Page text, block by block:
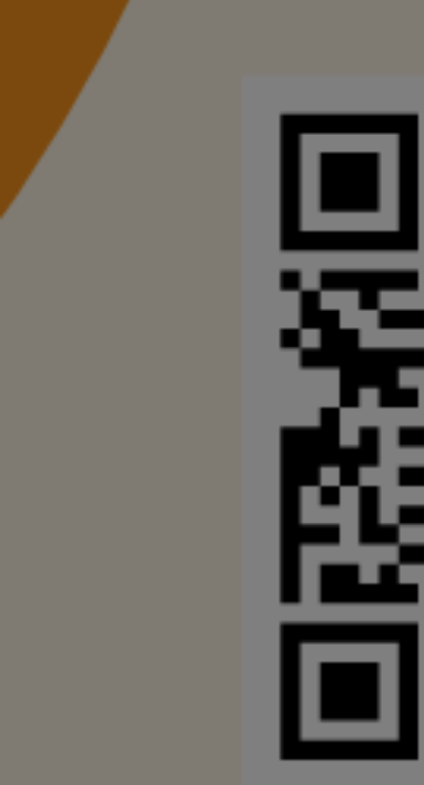
5. Επιστημονική έρευνα, ανάπτυξη και καινοτομία.
6. Σχολή Ποιμενικής, Κτηνοτροφίας και Τυροκομίας.
7. Μεταποίηση προϊόντων ορεινής παραγωγής.
8. Τουριστικά καταλύματα στην παρολύμπια περιοχή.
9. Θεματικά Πάρκα – Μουσεία.
10.Ποδηλατόδρομοι – πεζοπορία – αναψυκτήρια.
11.Εγκαταστάσεις Αθλημάτων βουνού.
12.Προστασία άγριας ζωής. Δημιουργία καταφυγίου λαβωμένων
13.Τελεφερίκ, εντός των επιτρεπόμενων ορίων, βάσει του
Οι Ευρωπαϊκές, εθνικές και περιφερειακές κατευθύνσεις και
αυτές της Μελέτης του Επιμελητηρίου Πιερίας, αλλά και με την
Βουλευτή Πιερίας κ. Σπύρου Κουλκουδίνα, όπως τα κατέγραψε
επιστολή του προς το Επιμελητήριό μας. Και με αυτή την αφορμή
την αναπτυξιακή του πρωτοβουλία, με στόχο την ανάδειξη και
Η Πιερία διαθέτει στην παράκτια, κυρίως, ζώνη της, τις
ανταποκριθεί σε υψηλά μεγέθη επισκεψιμότητας. Ενδεικτικά για
κατέγραψε 3.600.000 διανυκτερεύσεις και 600.000 επισκέπτες,
διανυκτερεύσεις αναμένεται να υπερβούν τα 4.000.000.
Εάν, όμως, υλοποιηθούν τα κατάλληλα έργα και οι ανάλογες
αναβάθμιση του ορεινού όγκου του Ολύμπου, ενός παγκοσμίου
είμαστε βέβαιοι ότι τα οφέλη θα διαχυθούν, όχι μόνο στην
Πρώτον: Ενισχύεται σημαντικότατα η χερσαία αρχαιολογική και
Όλυμπος – Αρχαίο Δίον – Αρχαία Πύδνα – Βεργίνα – Αρχαία
Δεύτερον: Γίνεται ελκυστικότερη η επένδυση για την
Πιερίας – Θεσσαλονίκης – Χαλκιδικής – Σποράδων.
Επιμελητηρίου μας, το Ευρωπαϊκό Συλλογικό Εμπορικό Σήμα,
Pierian Champer», το οποίο χρησιμοποιείται αποκλειστικά σε